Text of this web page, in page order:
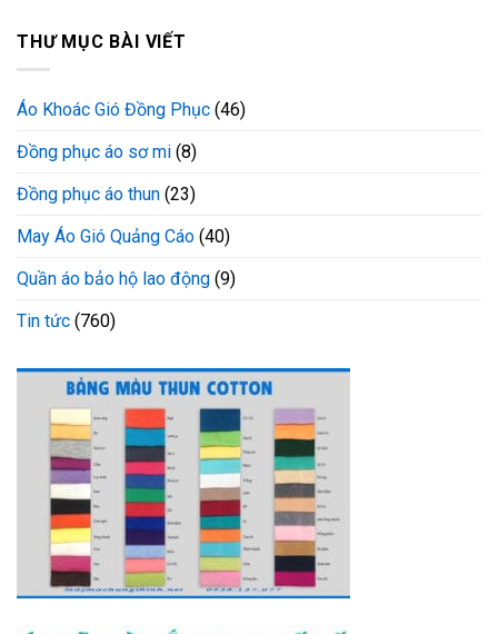
THƯ MỤC BÀI VIẾT
Áo Khoác Gió Đồng Phục (46)
Đồng phục áo sơ mi (8)
Đồng phục áo thun (23)
May Áo Gió Quảng Cáo (40)
Quần áo bảo hộ lao động (9)
Tin tức (760)